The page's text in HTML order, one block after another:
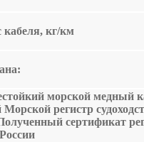
кабеля, кг/км
морской медный
регистр
сертификат